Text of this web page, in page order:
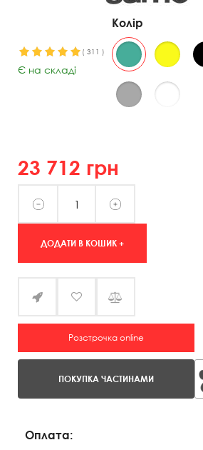
( 311 )
Є на складі
Колір
23 712 грн
ДОДАТИ В КОШИК +
Розстрочка online
ПОКУПКА ЧАСТИНАМИ
Оплата: